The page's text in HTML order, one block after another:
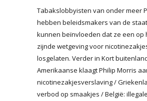
Tabakslobbyisten van onder meer
hebben beleidsmakers van de
kunnen beïnvloeden dat ze een op
zijnde wetgeving voor
losgelaten. Verder in Kort
Amerikaanse klaagt Philip Morris
nicotinezakjesverslaving /
verbod op smaakjes / België: